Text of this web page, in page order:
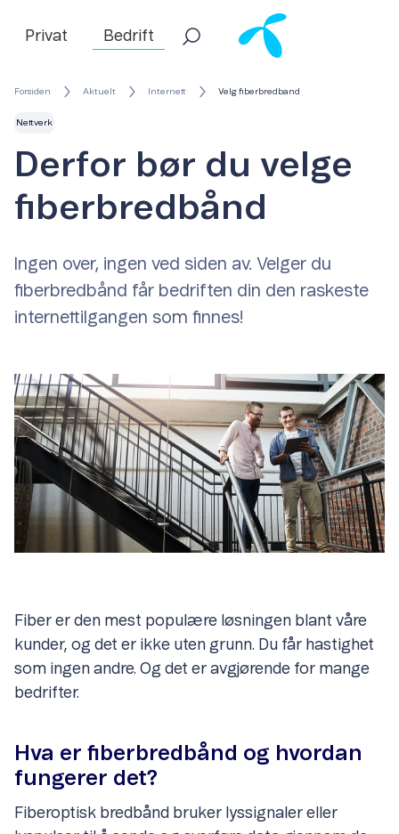
Privat Bedrift
Forsiden Aktuelt Internett Velg fiberbredband
Nettverk
Derfor bør du velge
fiberbredbånd
Ingen over, ingen ved siden av. Velger du
fiberbredbånd får bedriften din den raskeste
internettilgangen som finnes!
Fiber er den mest populære løsningen blant våre
kunder, og det er ikke uten grunn. Du får hastighet
som ingen andre. Og det er avgjørende for mange
bedrifter.
Hva er fiberbredbånd og hvordan
fungerer det?
Fiberoptisk bredbånd bruker lyssignaler eller